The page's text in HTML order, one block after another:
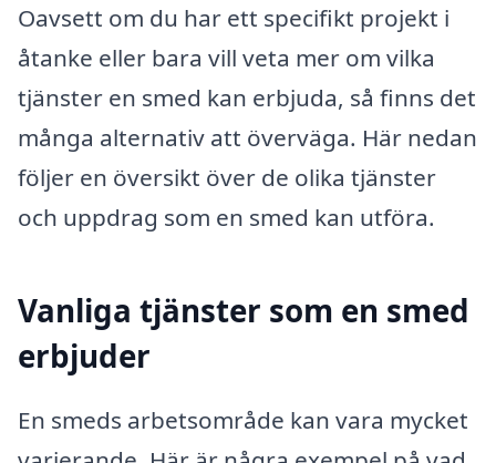
Oavsett om du har ett specifikt projekt i
åtanke eller bara vill veta mer om vilka
tjänster en smed kan erbjuda, så finns det
många alternativ att överväga. Här nedan
följer en översikt över de olika tjänster
och uppdrag som en smed kan utföra.
Vanliga tjänster som en smed
erbjuder
En smeds arbetsområde kan vara mycket